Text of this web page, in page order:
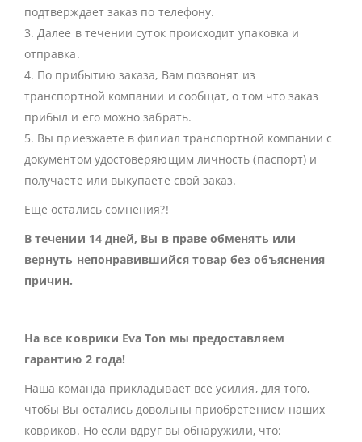
подтверждает заказ по телефону.
3. Далее в течении суток происходит упаковка и
отправка.
4. По прибытию заказа, Вам позвонят из
транспортной компании и сообщат, о том что заказ
прибыл и его можно забрать.
5. Вы приезжаете в филиал транспортной компании с
документом удостоверяющим личность (паспорт) и
получаете или выкупаете свой заказ.
Еще остались сомнения?!
В течении 14 дней, Вы в праве обменять или
вернуть непонравившийся товар без объяснения
причин.
На все коврики Eva Ton мы предоставляем
гарантию 2 года!
Наша команда прикладывает все усилия, для того,
чтобы Вы остались довольны приобретением наших
ковриков. Но если вдруг вы обнаружили, что: